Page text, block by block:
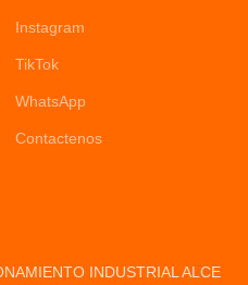
Instagram
TikTok
WhatsApp
Contactenos
INDUSTRIAL ALCE